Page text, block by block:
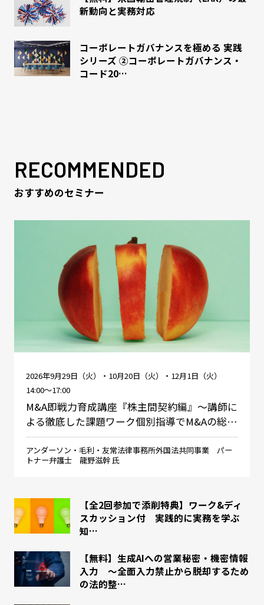
新動向と実務対応
コーポレートガバナンスを極める 実践
シリーズ ②コーポレートガバナンス・
コード20…
RECOMMENDED
おすすめのセミナー
2026年9月29日（火）・10月20日（火）・12月1日（火）
14:00～17:00
M&A即戦力育成講座『株主間契約編』～講師に
よる徹底した課題ワーク個別指導でM&Aの総…
アンダーソン・毛利・友常法律事務所外国法共同事業 パー
トナー弁護士 龍野滋幹 氏
【全2回参加で添削特典】ワーク&ディ
スカッション付 実践的に実務を学ぶ
知…
【無料】生成AIへの営業秘密・機密情報
入力 ～全面入力禁止から脱却するため
の法的整…